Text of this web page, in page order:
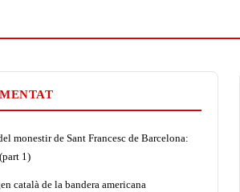
monestir de Sant Francesc de Barcelona:
1)
català de la bandera americana